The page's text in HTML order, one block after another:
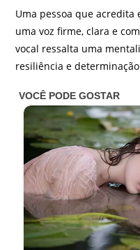
Uma pessoa que
uma voz firme, clara e
vocal ressalta uma
resiliência e